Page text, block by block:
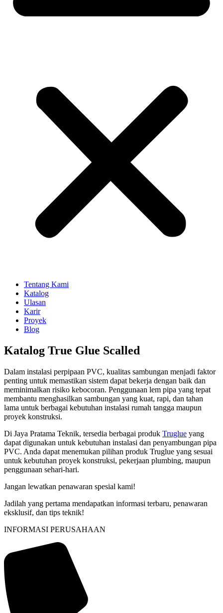
Tentang Kami
Katalog
Ulasan
Karir
Proyek
Blog
Katalog True Glue Scalled
Dalam instalasi perpipaan PVC, kualitas sambungan menjadi faktor
penting untuk memastikan sistem dapat bekerja dengan baik dan
meminimalkan risiko kebocoran. Penggunaan lem pipa yang tepat
membantu menghasilkan sambungan yang kuat, rapi, dan tahan
lama untuk berbagai kebutuhan instalasi rumah tangga maupun
proyek konstruksi.
Di Jaya Pratama Teknik, tersedia berbagai produk Truglue yang
dapat digunakan untuk kebutuhan instalasi dan penyambungan pipa
PVC. Anda dapat menemukan pilihan produk Truglue yang sesuai
untuk kebutuhan proyek konstruksi, pekerjaan plumbing, maupun
penggunaan sehari-hari.
Jangan lewatkan penawaran spesial kami!
Jadilah yang pertama mendapatkan informasi terbaru, penawaran
eksklusif, dan tips teknik!
INFORMASI PERUSAHAAN